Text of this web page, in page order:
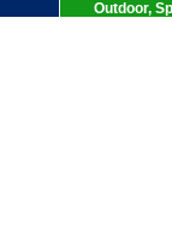
Outdoor,